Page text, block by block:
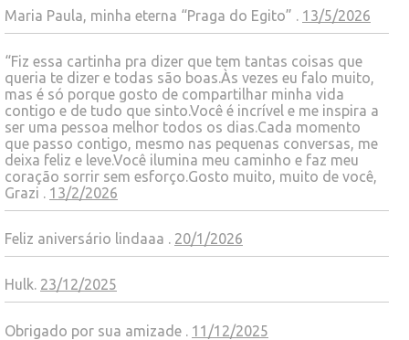
Maria Paula, minha eterna “Praga do Egito” . 13/5/2026
“Fiz essa cartinha pra dizer que tem tantas coisas que
queria te dizer e todas são boas.Às vezes eu falo muito,
mas é só porque gosto de compartilhar minha vida
contigo e de tudo que sinto.Você é incrível e me inspira a
ser uma pessoa melhor todos os dias.Cada momento
que passo contigo, mesmo nas pequenas conversas, me
deixa feliz e leve.Você ilumina meu caminho e faz meu
coração sorrir sem esforço.Gosto muito, muito de você,
Grazi . 13/2/2026
Feliz aniversário lindaaa . 20/1/2026
Hulk. 23/12/2025
Obrigado por sua amizade . 11/12/2025